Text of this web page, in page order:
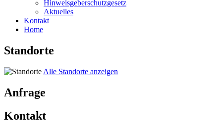
Hinweisgeberschutzgesetz
Aktuelles
Kontakt
Home
Standorte
Alle Standorte anzeigen
Anfrage
Kontakt